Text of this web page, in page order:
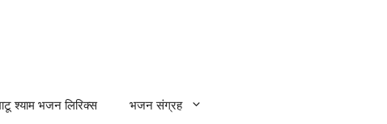
श्याम भजन लिरिक्स भजन संग्रह